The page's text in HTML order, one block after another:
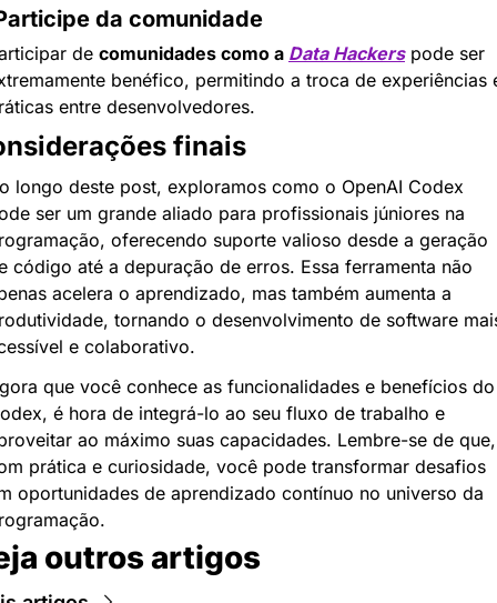
da comunidade
de comunidades como a Data Hackers pode ser
benéfico, permitindo a troca de experiências
entre desenvolvedores.
finais
longo deste post, exploramos como o OpenAI Codex
ser um grande aliado para profissionais júniores na
oferecendo suporte valioso desde a geração
código até a depuração de erros. Essa ferramenta não
acelera o aprendizado, mas também aumenta a
tornando o desenvolvimento de software
e colaborativo.
que você conhece as funcionalidades e benefícios do
é hora de integrá-lo ao seu fluxo de trabalho e
ao máximo suas capacidades. Lembre-se de que,
prática e curiosidade, você pode transformar desafios
oportunidades de aprendizado contínuo no universo da
outros artigos